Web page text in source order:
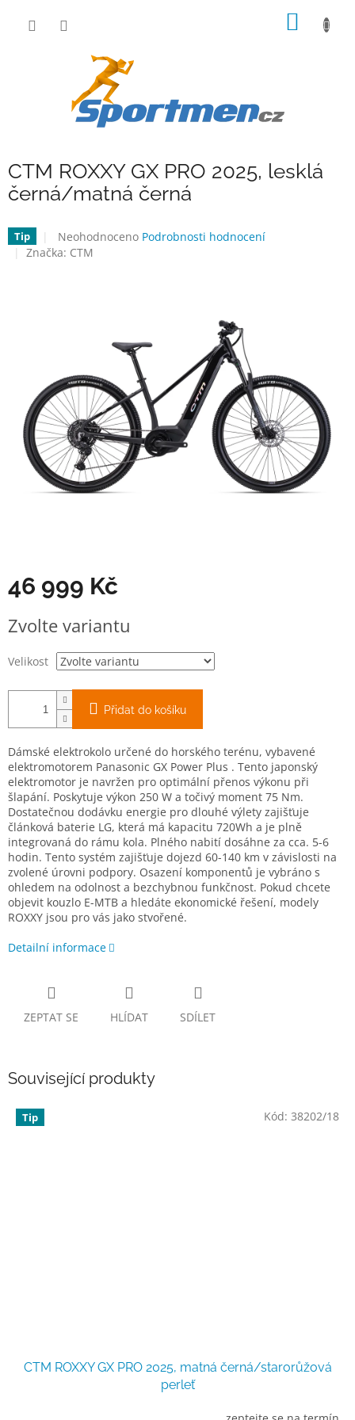
CTM ROXXY GX PRO 2025, lesklá
černá/matná černá
Tip
Průměrné
hodnocení
hvězdiček.
Neohodnoceno Podrobnosti hodnocení
Značka: CTM
46 999 Kč
cena:
Zvolte variantu
Velikost
Přidat do košíku
Dámské elektrokolo určené do horského terénu, vybavené
elektromotorem Panasonic GX Power Plus . Tento japonský
elektromotor je navržen pro optimální přenos výkonu při
šlapání. Poskytuje výkon 250 W a točivý moment 75 Nm.
Dostatečnou dodávku energie pro dlouhé výlety zajišťuje
článková baterie LG, která má kapacitu 720Wh a je plně
integrovaná do rámu kola. Plného nabití dosáhne za cca. 5-6
hodin. Tento systém zajišťuje dojezd 60-140 km v závislosti na
zvolené úrovni podpory. Osazení komponentů je vybráno s
ohledem na odolnost a bezchybnou funkčnost. Pokud chcete
objevit kouzlo E-MTB a hledáte ekonomické řešení, modely
ROXXY jsou pro vás jako stvořené.
Detailní informace
ZEPTAT SE HLÍDAT SDÍLET
Související produkty
Tip
CTM ROXXY GX PRO 2025, matná černá/starorůžová
perleť
Kód: 38202/18